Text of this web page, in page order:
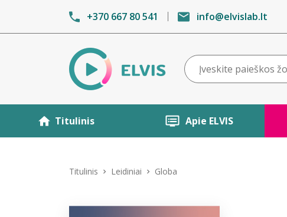
+370 667 80 541 info@elvislab.lt
Titulinis Apie ELVIS
Titulinis Leidiniai Globa